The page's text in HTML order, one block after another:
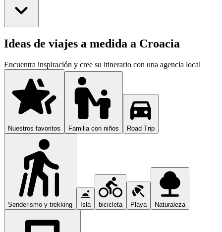
Ideas de viajes a medida a Croacia
Encuentra inspiración y cree su itinerario con una agencia local
Nuestros favoritos Familia con niños Road Trip
Senderismo y trekking Isla bicicleta Playa Naturaleza